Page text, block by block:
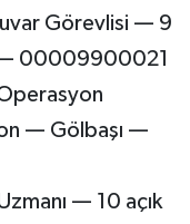
Görevlisi — 9
— 00009900021
— Gölbaşı —
— 10 açık